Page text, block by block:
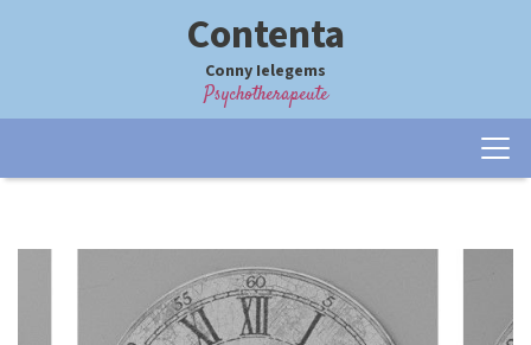
Contenta
Conny Ielegems
Psychotherapeute